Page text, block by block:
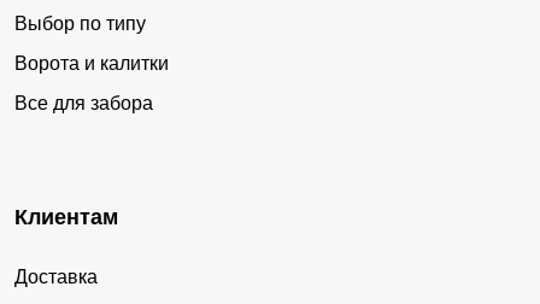
Выбор по типу
Ворота и калитки
Все для забора
Клиентам
Доставка